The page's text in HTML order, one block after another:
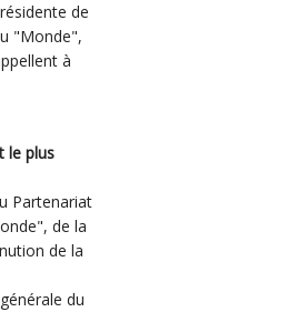
de
"Monde",
à
le plus
Partenariat
de la
de la
du